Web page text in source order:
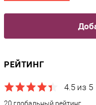
Потребляемый ток, A
Напряжение, Вольт
РЕЙТИНГ
4.5 из 5